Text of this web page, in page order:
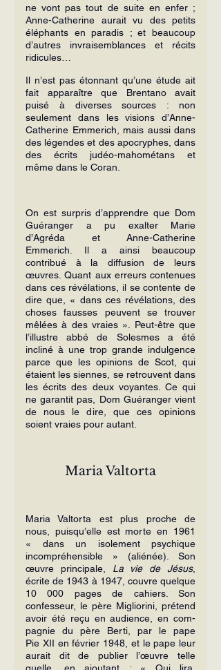
ne vont pas tout de suite en enfer ;
Anne-Catherine aurait vu des petits
éléphants en paradis ; et beaucoup
d’autres invraisemblances et récits
ridicules…
Il n’est pas étonnant qu’une étude ait
fait apparaître que Brentano avait
puisé à diverses sources : non
seulement dans les visions d’Anne-
Catherine Emmerich, mais aussi dans
des légendes et des apo­cryphes, dans
des écrits judéo-mahomé­tans et
même dans le Coran.
On est surpris d’apprendre que Dom
Guéranger a pu exalter Marie
d’Agréda et Anne-Catherine
Emmerich. Il a ainsi beaucoup
contribué à la diffusion de leurs
œuvres. Quant aux erreurs contenues
dans ces révélations, il se contente de
dire que, « dans ces révélations, des
choses fausses peuvent se trouver
mêlées à des vraies ». Peut-être que
l’illustre abbé de Solesmes a été
incliné à une trop grande indulgence
parce que les opinions de Scot, qui
étaient les siennes, se retrouvent dans
les écrits des deux voyantes. Ce qui
ne ga­rantit pas, Dom Guéranger vient
de nous le dire, que ces opinions
soient vraies pour autant.
Maria Valtorta
Maria Valtorta est plus proche de
nous, puisqu’elle est morte en 1961
« dans un isolement psychique
incompré­hensible » (aliénée). Son
œuvre principale, La vie de Jésus,
écrite de 1943 à 1947, couvre quelque
10 000 pages de cahiers. Son
confesseur, le père Migliorini, pré­tend
avoir été reçu en audience, en com­
pagnie du père Berti, par le pape
Pie XII en février 1948, et le pape leur
aurait dit de publier l’œuvre telle
quelle, en ajou­tant : « Qui lira,